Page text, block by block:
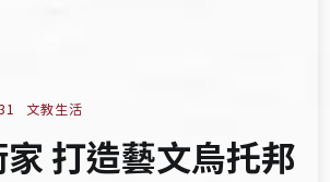
文教生活
打造藝文烏托邦